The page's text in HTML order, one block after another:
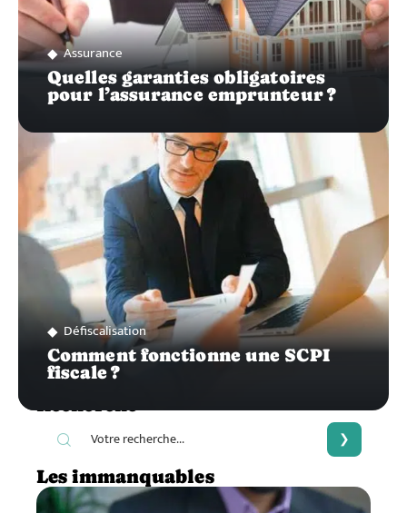
Assurance
Quelles garanties obligatoires
pour l’assurance emprunteur ?
Défiscalisation
Comment fonctionne une SCPI
fiscale ?
Recherche
Les immanquables